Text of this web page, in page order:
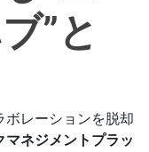
”と
レーションを脱却
マネジメントプラッ